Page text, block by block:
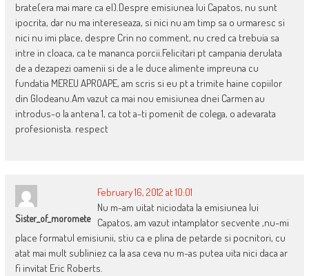
brate(era mai mare ca el).Despre emisiunea lui Capatos, nu sunt
ipocrita, dar nu ma intereseaza, si nici nu am timp sa o urmaresc si
nici nu imi place, despre Crin no comment, nu cred ca trebuia sa
intre in cloaca, ca te mananca porcii.Felicitari pt campania derulata
de a dezapezi oamenii si de a le duce alimente impreuna cu
fundatia MEREU APROAPE, am scris si eu pt a trimite haine copiilor
din Glodeanu.Am vazut ca mai nou emisiunea dnei Carmen au
introdus-o la antena 1, ca tot a-ti pomenit de colega, o adevarata
profesionista. respect
Sister_of_moromete
February 16, 2012 at 10:01
Nu m-am uitat niciodata la emisiunea lui
Capatos, am vazut intamplator secvente ,nu-mi
place formatul emisiunii, stiu ca e plina de petarde si pocnitori, cu
atat mai mult subliniez ca la asa ceva nu m-as putea uita nici daca ar
fi invitat Eric Roberts.